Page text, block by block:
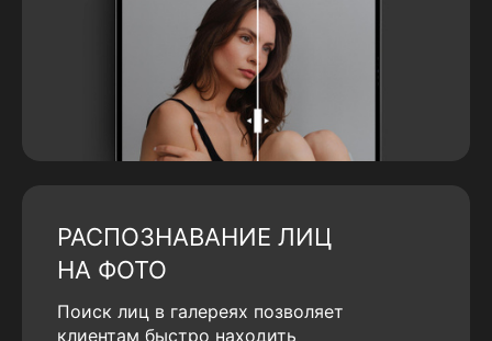
РАСПОЗНАВАНИЕ ЛИЦ
НА ФОТО
Поиск лиц в галереях позволяет
клиентам быстро находить